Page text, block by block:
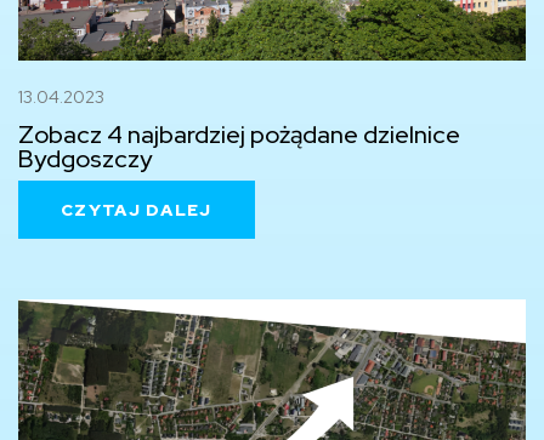
13.04.2023
Zobacz 4 najbardziej pożądane dzielnice
Bydgoszczy
CZYTAJ DALEJ